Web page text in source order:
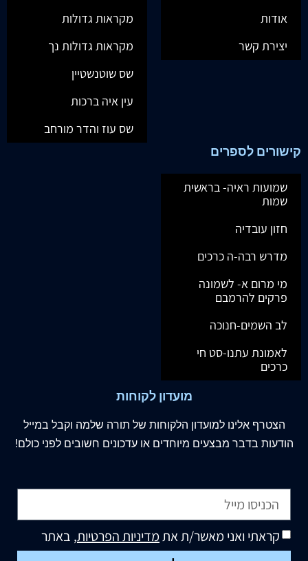
אודות
יצירת קשר
מקראות גדולות
מקראות גדולות נך
שס שוטנשטיין
עין איה ברכות
שס עוז והדר מורחב
קישורים לספרים
שמועות ראיה- בראשית
שמות
חזון עובדיה
מדרש רבה-ה כרכים
מי מרום א- לשמונה
פרקים להרמבם
לב השמים-חנוכה
לאמונת עתנו-סט חי
כרכים
מועדון לקוחות
הצטרף אלינו למועדון הלקוחות של תורה שלמה וקבל במייל
הודעות בדבר מבצעים מיוחדים או עדכונים חשובים לפני כולם!
קראתי ואני מאשר/ת אתמדיניות הפרטיות, באתר